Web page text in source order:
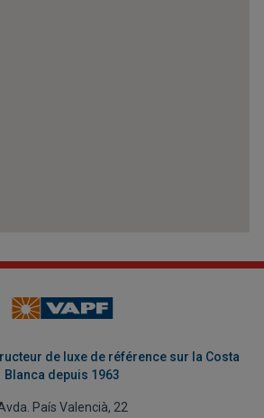
de luxe de référence sur la Costa
Blanca depuis 1963
País Valencià, 22